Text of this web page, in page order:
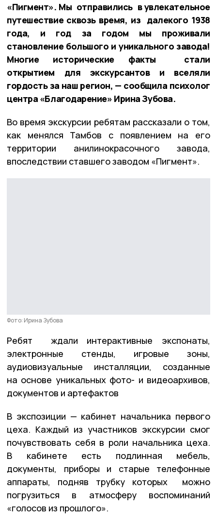
«Пигмент». Мы отправились в увлекательное
путешествие сквозь время, из далекого 1938
года, и год за годом мы проживали
становление большого и уникального завода!
Многие исторические факты стали
открытием для экскурсантов и вселяли
гордость за наш регион, — сообщила психолог
центра «Благодарение» Ирина Зубова.
Во время экскурсии ребятам рассказали о том,
как менялся Тамбов с появлением на его
территории анилинокрасочного завода,
впоследствии ставшего заводом «Пигмент».
Фото: Ирина Зубова
Ребят ждали интерактивные экспонаты,
электронные стенды, игровые зоны,
аудиовизуальные инсталляции, созданные
на основе уникальных фото- и видеоархивов,
документов и артефактов
В экспозиции — кабинет начальника первого
цеха. Каждый из участников экскурсии смог
почувствовать себя в роли начальника цеха.
В кабинете есть подлинная мебель,
документы, приборы и старые телефонные
аппараты, подняв трубку которых можно
погрузиться в атмосферу воспоминаний
«голосов из прошлого».